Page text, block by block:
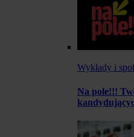
Wykłady i
Na pole!!!